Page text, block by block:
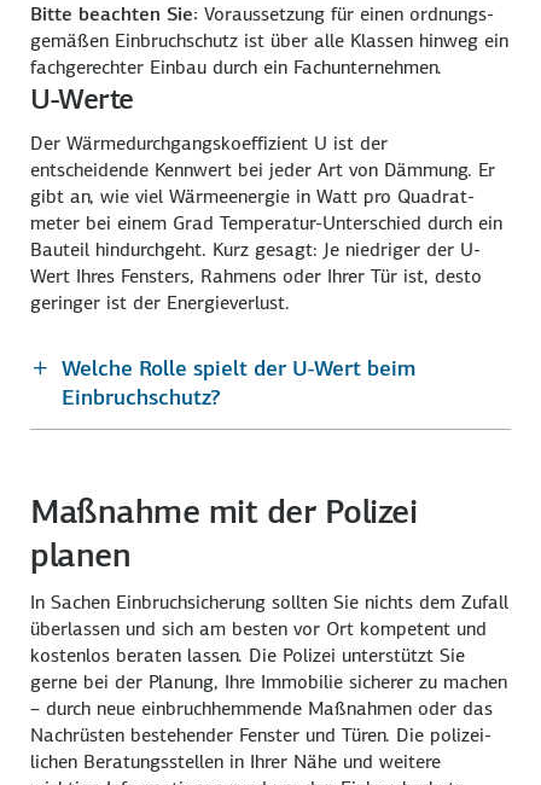
Bitte beachten Sie: Voraussetzung für einen ordnungs­
gemäßen Einbruch­schutz ist über alle Klassen hinweg ein
fach­gerechter Einbau durch ein Fachunternehmen.
U-Werte
Der Wärmedurchgangs­koeffizient U ist der
entscheidende Kenn­wert bei jeder Art von Dämmung. Er
gibt an, wie viel Wärme­energie in Watt pro Quadrat­
meter bei einem Grad Temperatur-Unterschied durch ein
Bauteil hindurch­geht. Kurz gesagt: Je niedriger der U-
Wert Ihres Fensters, Rahmens oder Ihrer Tür ist, desto
geringer ist der Energieverlust.
Welche Rolle spielt der U-Wert beim
Einbruchschutz?
Maßnahme mit der Polizei
planen
In Sachen Einbruch­sicherung sollten Sie nichts dem Zufall
über­lassen und sich am besten vor Ort kompetent und
kostenlos beraten lassen. Die Polizei unterstützt Sie
gerne bei der Planung, Ihre Immobilie sicherer zu machen
– durch neue einbruch­hemmende Maßnahmen oder das
Nachrüsten bestehender Fenster und Türen. Die polizei­
lichen Beratungs­stellen in Ihrer Nähe und weitere